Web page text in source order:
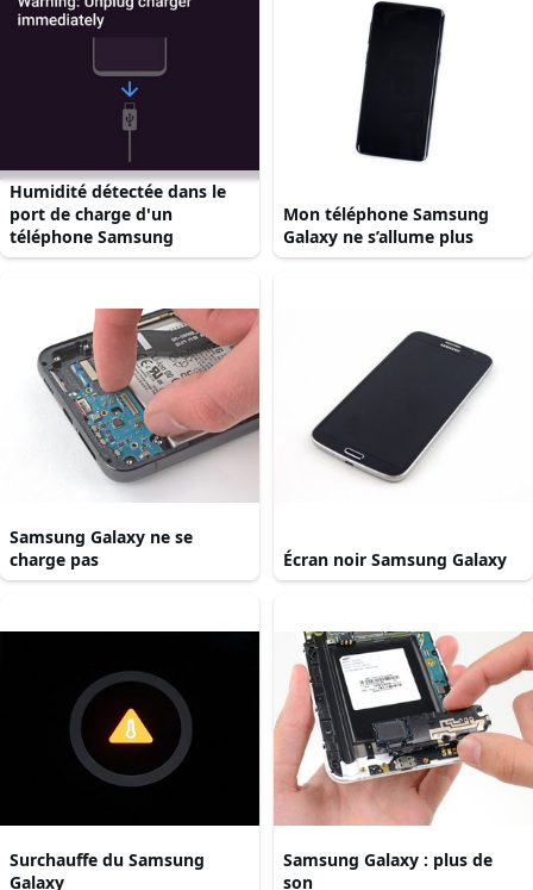
Humidité détectée dans le
port de charge d'un
téléphone Samsung
Mon téléphone Samsung
Galaxy ne s’allume plus
Samsung Galaxy ne se
charge pas
Écran noir Samsung Galaxy
Surchauffe du Samsung
Galaxy
Samsung Galaxy : plus de
son